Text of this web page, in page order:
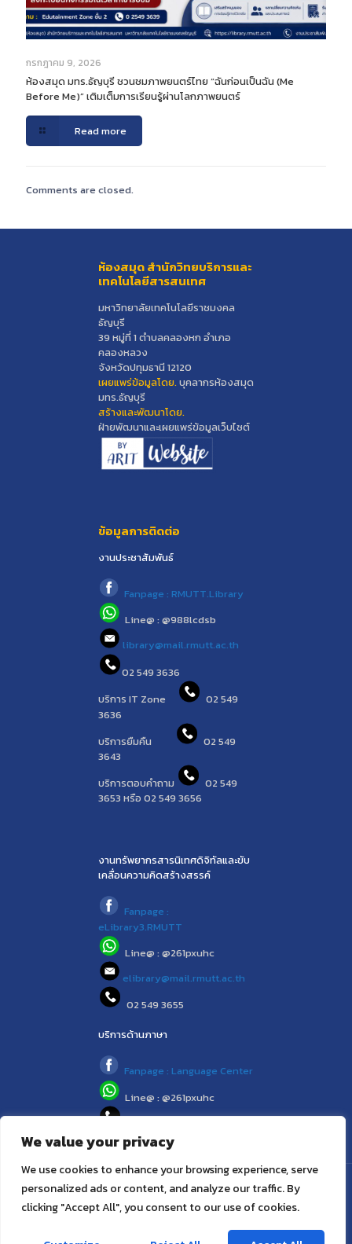
We value your privacy
We use cookies to enhance your browsing experience, serve
personalized ads or content, and analyze our traffic. By
clicking "Accept All", you consent to our use of cookies.
กรกฎาคม 9, 2026
ห้องสมุด มทร.ธัญบุรี ชวนชมภาพยนตร์ไทย “ฉันก่อนเป็นฉัน (Me
Before Me)” เติมเต็มการเรียนรู้ผ่านโลกภาพยนตร์
Read more
Comments are closed.
ห้องสมุด สำนักวิทยบริการและ
เทคโนโลยีสารสนเทศ
มหาวิทยาลัยเทคโนโลยีราชมงคล
ธัญบุรี
39 หมู่ที่ 1 ตำบลคลองหก อำเภอ
คลองหลวง
จังหวัดปทุมธานี 12120
เผยแพร่ข้อมูลโดย.บุคลากรห้องสมุด
มทร.ธัญบุรี
สร้างและพัฒนาโดย.
ฝ่ายพัฒนาและเผยแพร่ข้อมูลเว็บไซต์
ข้อมูลการติดต่อ
งานประชาสัมพันธ์
Fanpage : RMUTT.Library
Line@ : @988lcdsb
library@mail.rmutt.ac.th
02 549 3636
บริการ IT Zone
02 549
3636
บริการยืมคืน
02 549
3643
บริการตอบคำถาม
02 549
3653 หรือ 02 549 3656
งานทรัพยากรสารนิเทศดิจิทัลและขับ
เคลื่อนความคิดสร้างสรรค์
Fanpage :
eLibrary3.RMUTT
Line@ : @261pxuhc
elibrary@mail.rmutt.ac.th
02 549 3655
บริการด้านภาษา
Fanpage : Language Center
Line@ : @261pxuhc
© 2021 (www.library.rmutt.ac.th) RMUTT LIBRARY : ห้องสมุด
สำนักวิทยบริการและเทคโนโลยีสารสนเทศ มทร.ธัญบุรี
ติดต่อเรา